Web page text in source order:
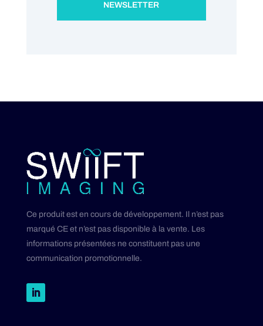
NEWSLETTER
Ce produit est en cours de développement. Il n’est pas
marqué CE et n’est pas disponible à la vente. Les
informations présentées ne constituent pas une
communication promotionnelle.